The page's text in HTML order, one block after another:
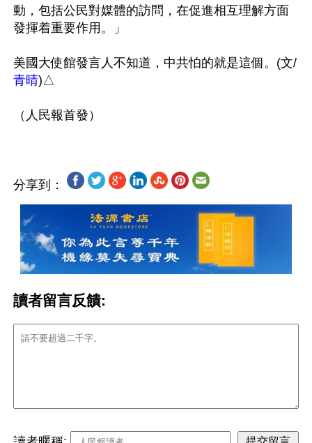
動，包括公民對媒體的訪問，在促進相互理解方面
發揮着重要作用。」
美國大使館發言人不知道，中共怕的就是這個。(文/
青晴)△
分享到：
讀者留言反饋: